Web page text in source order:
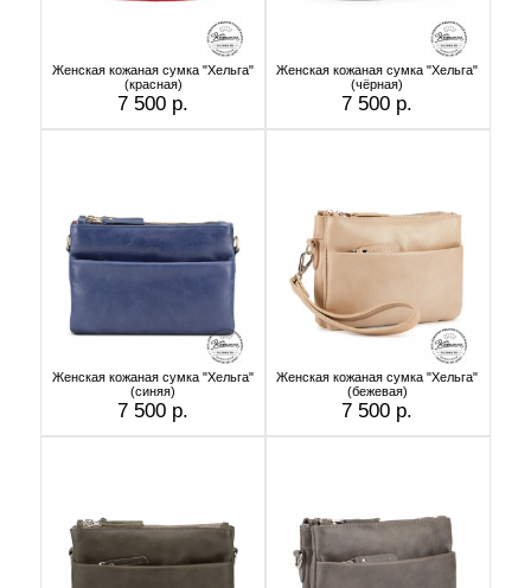
Женская кожаная сумка "Хельга"
(красная)
7 500 р.
Женская кожаная сумка "Хельга"
(чёрная)
7 500 р.
Женская кожаная сумка "Хельга"
(синяя)
7 500 р.
Женская кожаная сумка "Хельга"
(бежевая)
7 500 р.